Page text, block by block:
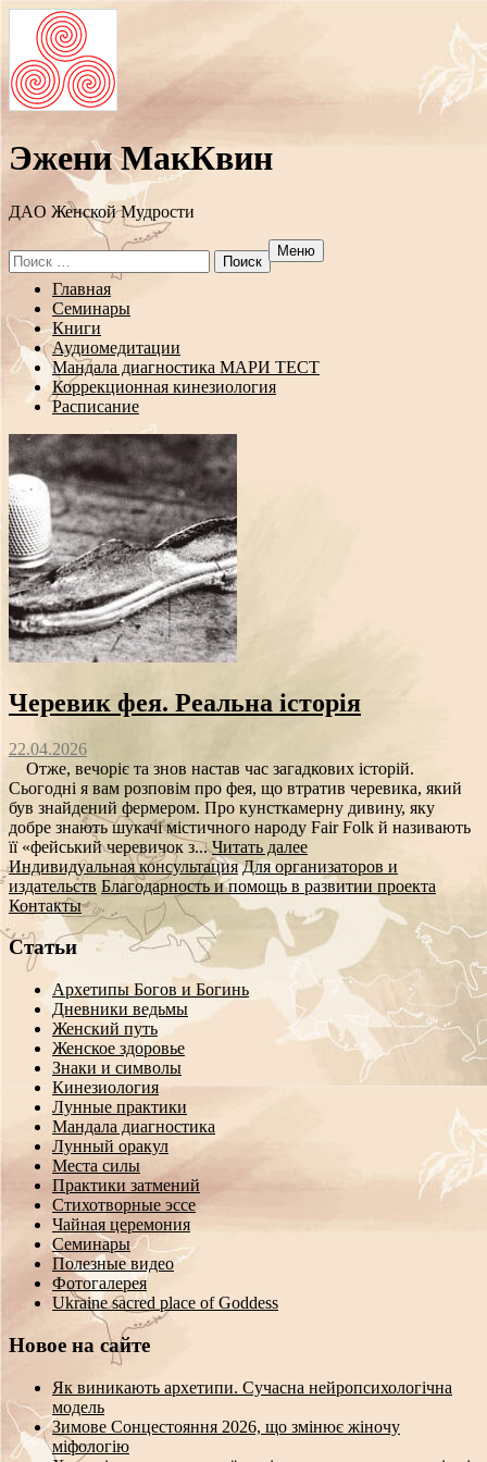
Эжени МакКвин
ДAO Женской Мудрости
Search
for:
Меню
Перейти
содержанию
Главная
Семинары
Книги
Аудиомедитации
Мандала диагностика МАРИ ТЕСТ
Коррекционная кинезиология
Расписание
Черевик фея. Реальна історія
22.04.2026
Отже, вечоріє та знов настав час загадкових історій.
Сьогодні я вам розповім про фея, що втратив черевика, який
був знайдений фермером. Про кунсткамерну дивину, яку
добре знають шукачі містичного народу Fair Folk й називають
її «фейський черевичок з...Читать далее
Индивидуальная консультация Для организаторов и
издательств Благодарность и помощь в развитии проекта
Контакты
Статьи
Архетипы Богов и Богинь
Дневники ведьмы
Женский путь
Женское здоровье
Знаки и символы
Кинезиология
Лунные практики
Мандала диагностика
Лунный оракул
Места силы
Практики затмений
Стихотворные эссе
Чайная церемония
Семинары
Полезные видео
Фотогалерея
Ukraine sacred place of Goddess
Новое на сайте
Як виникають архетипи. Сучасна нейропсихологічна
модель
Зимове Сонцестояння 2026, що змінює жіночу
міфологію